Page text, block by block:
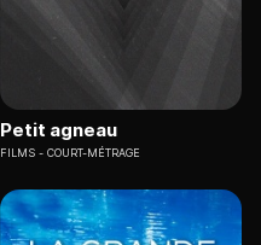
Petit agneau
FILMS COURT-MÉTRAGE